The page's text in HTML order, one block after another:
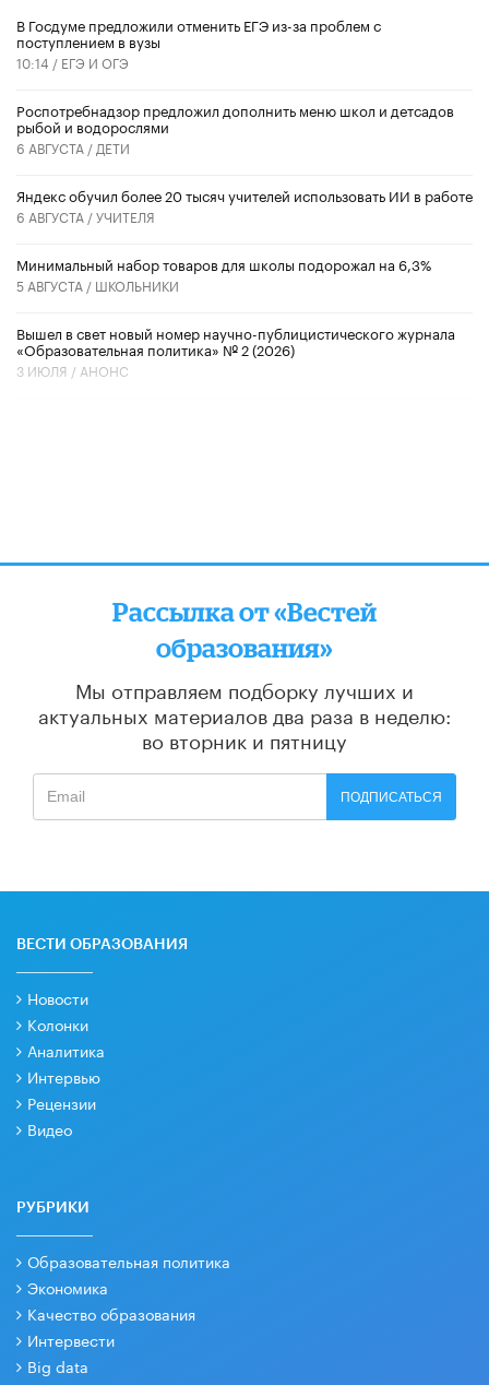
В Госдуме предложили отменить ЕГЭ из-за проблем с
поступлением в вузы
10:14 / ЕГЭ И ОГЭ
Роспотребнадзор предложил дополнить меню школ и детсадов
рыбой и водорослями
6 АВГУСТА / ДЕТИ
​Яндекс обучил более 20 тысяч учителей использовать ИИ в работе
6 АВГУСТА /УЧИТЕЛЯ
Минимальный набор товаров для школы подорожал на 6,3%
5 АВГУСТА / ШКОЛЬНИКИ
Вышел в свет новый номер научно-публицистического журнала
«Образовательная политика» № 2 (2026)
3 ИЮЛЯ / АНОНС
Рассылка от «Вестей
образования»
Мы отправляем подборку лучших и
актуальных материалов два раза в неделю:
во вторник и пятницу
ПОДПИСАТЬСЯ
ВЕСТИ ОБРАЗОВАНИЯ
Новости
Колонки
Аналитика
Интервью
Рецензии
Видео
РУБРИКИ
Образовательная политика
Экономика
Качество образования
Интервести
Big data